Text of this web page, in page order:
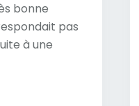
bonne
pas
à une